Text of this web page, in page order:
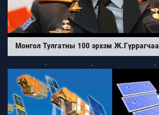
Монгол Тулгатны 100 эрхэм Ж.Гүррагчаа